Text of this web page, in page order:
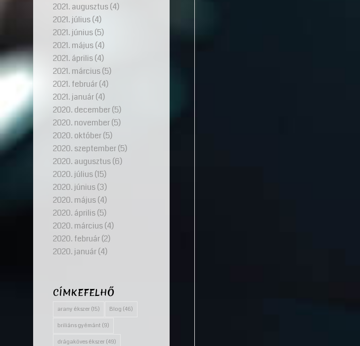
2021. augusztus(4)
2021. július(4)
2021. június(5)
2021. május(4)
2021. április(4)
2021. március(5)
2021. február(4)
2021. január(4)
2020. december(5)
2020. november(5)
2020. október(5)
2020. szeptember(5)
2020. augusztus(6)
2020. július(15)
2020. június(3)
2020. május(4)
2020. április(5)
2020. március(4)
2020. február(2)
2020. január(4)
CÍMKEFELHŐ
arany ékszer (15) Blog (46)
briliáns gyémánt (9)
drágaköves ékszer (49)